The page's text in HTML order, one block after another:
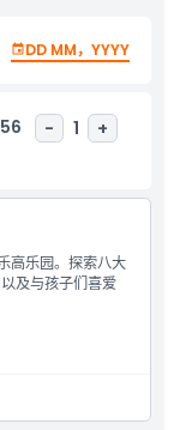
DD MM，YYYY
- 1 +
高乐园。探索八大
及与孩子们喜爱